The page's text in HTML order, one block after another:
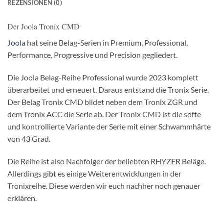
REZENSIONEN (0)
Der Joola Tronix CMD
Joola hat seine Belag-Serien in Premium, Professional,
Performance, Progressive und Precision gegliedert.
Die Joola Belag-Reihe Professional wurde 2023 komplett
überarbeitet und erneuert. Daraus entstand die Tronix Serie.
Der Belag Tronix CMD bildet neben dem Tronix ZGR und
dem Tronix ACC die Serie ab. Der Tronix CMD ist die softe
und kontrollierte Variante der Serie mit einer Schwammhärte
von 43 Grad.
Die Reihe ist also Nachfolger der beliebten RHYZER Beläge.
Allerdings gibt es einige Weiterentwicklungen in der
Tronixreihe. Diese werden wir euch nachher noch genauer
erklären.